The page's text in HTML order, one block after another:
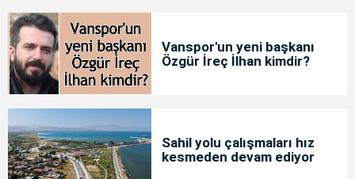
Vanspor'un yeni başkanı
Özgür İreç İlhan kimdir?
Sahil yolu çalışmaları hız
kesmeden devam ediyor